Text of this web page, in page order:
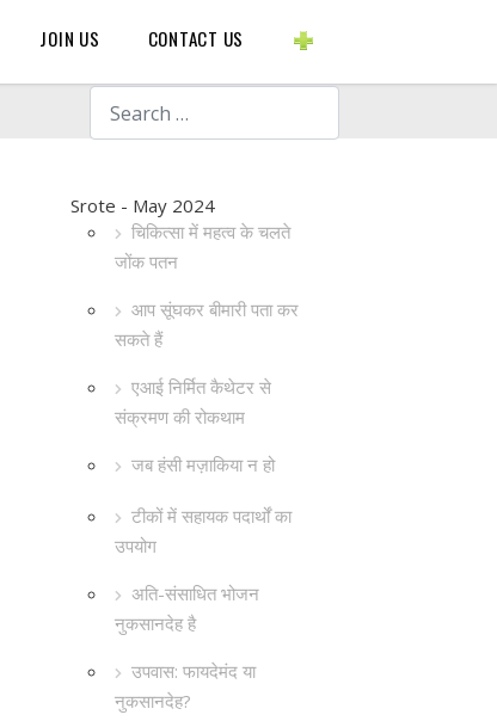
Search
JOIN US CONTACT US
Srote - May 2024
चिकित्सा में महत्व के चलते
जोंक पतन
आप सूंघकर बीमारी पता कर
सकते हैं
एआई निर्मित कैथेटर से
संक्रमण की रोकथाम
जब हंसी मज़ाकिया न हो
टीकों में सहायक पदार्थों का
उपयोग
अति-संसाधित भोजन
नुकसानदेह है
उपवास: फायदेमंद या
नुकसानदेह?